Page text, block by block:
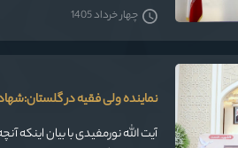
چهار خرداد 1405
نماینده ولی فقیه در
آیت الله نورمفیدی با بیان